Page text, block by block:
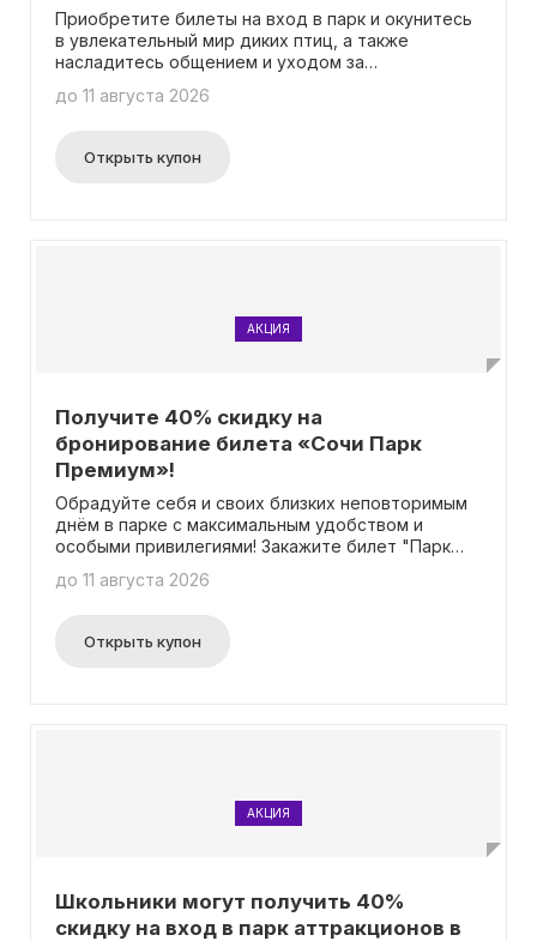
Приобретите билеты на вход в парк и окунитесь
в увлекательный мир диких птиц, а также
насладитесь общением и уходом за
зонах контакта! Более подробную информацию
до 11 августа 2026
Открыть купон
АКЦИЯ
Получите 40% скидку на
бронирование билета «Сочи Парк
Премиум»!
Обрадуйте себя и своих близких неповторимым
днём в парке с максимальным удобством и
особыми привилегиями! Закажите билет "Парк
нужен для использования.
до 11 августа 2026
Открыть купон
АКЦИЯ
Школьники могут получить 40%
скидку на вход в парк аттракционов в